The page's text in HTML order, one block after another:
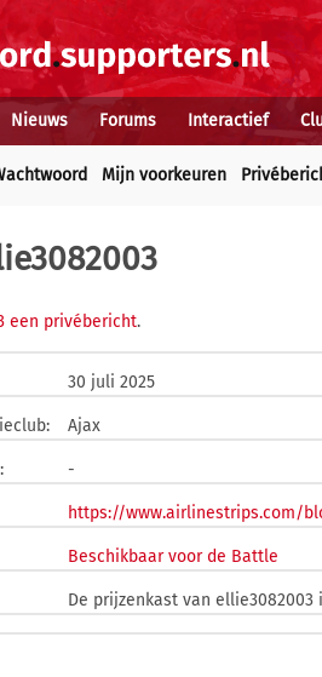
Nieuws Forums Interactief
Mijn voorkeuren
een privébericht.
30 juli 2025
Ajax
-
https://www.airlinestrips.com/
Beschikbaar voor de Battle
De prijzenkast van ellie3082003